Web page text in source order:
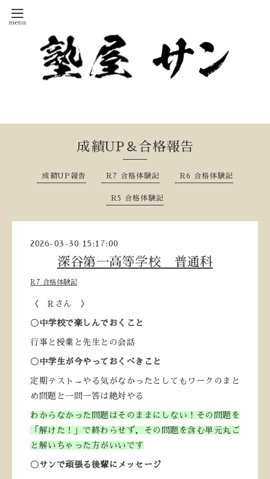
成績UP＆合格報告
成績UP報告 R7 合格体験記 R6 合格体験記
R5 合格体験記
2026-03-30 15:17:00
深谷第一高等学校 普通科
R7 合格体験記
〈 Rさん 〉
〇中学校で楽しんでおくこと
行事と授業と先生との会話
〇中学生が今やっておくべきこと
定期テスト→やる気がなかったとしてもワークのまと
め問題と一問一答は絶対やる
わからなかった問題はそのままにしない！その問題を
「解けた！」で終わらせず，その問題を含む単元丸ご
と解いちゃった方がいいです
〇サンで頑張る後輩にメッセージ